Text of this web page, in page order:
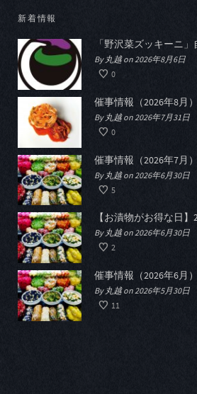
新着情報
By 丸越 on 2026年8月6日
0
催事情報（2026年8月）
By 丸越 on 2026年7月31日
0
催事情報（2026年7月）
By 丸越 on 2026年6月30日
5
By 丸越 on 2026年6月30日
2
催事情報（2026年6月）
By 丸越 on 2026年5月30日
11